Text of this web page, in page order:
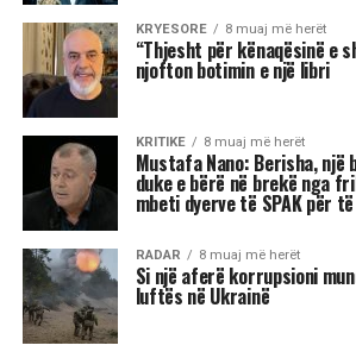
Sipas kreut të qeverisë në
paga mesatare ka qenë 833 euro,
nisur nga janari 2026 paga
500 euro.
Rama tha se rritja e pensioneve
është përtej indeksimit.
Sipas tij pensioni urban me vite
të rritet me 18 mijë lekë të vjetra